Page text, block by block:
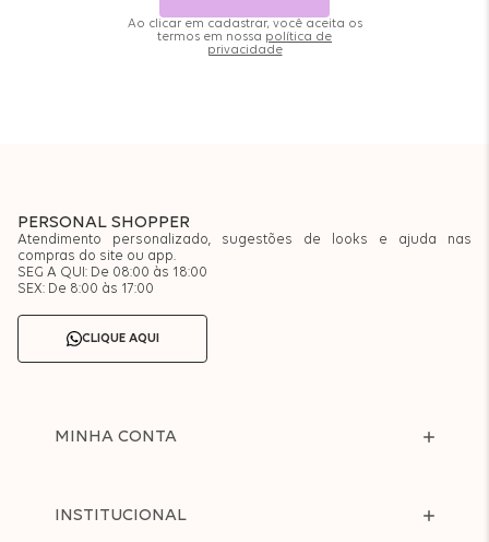
Ao clicar em cadastrar, você aceita os
termos em nossa política de
privacidade
PERSONAL SHOPPER
Atendimento personalizado, sugestões de looks e ajuda nas
compras do site ou app.
SEG A QUI: De 08:00 às 18:00
SEX: De 8:00 às 17:00
CLIQUE AQUI
MINHA CONTA
INSTITUCIONAL